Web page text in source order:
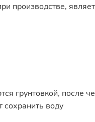
производстве,
грунтовкой, после
сохранить воду